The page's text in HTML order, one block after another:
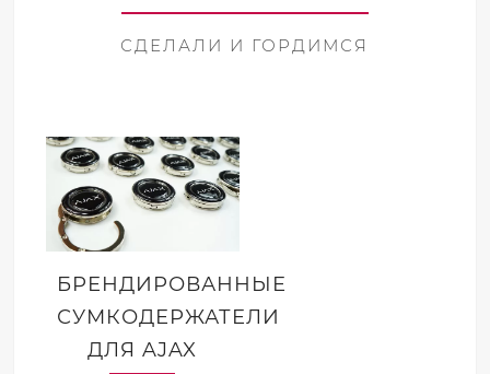
СДЕЛАЛИ И ГОРДИМСЯ
БРЕНДИРОВАННЫЕ
СУМКОДЕРЖАТЕЛИ
ДЛЯ AJAX